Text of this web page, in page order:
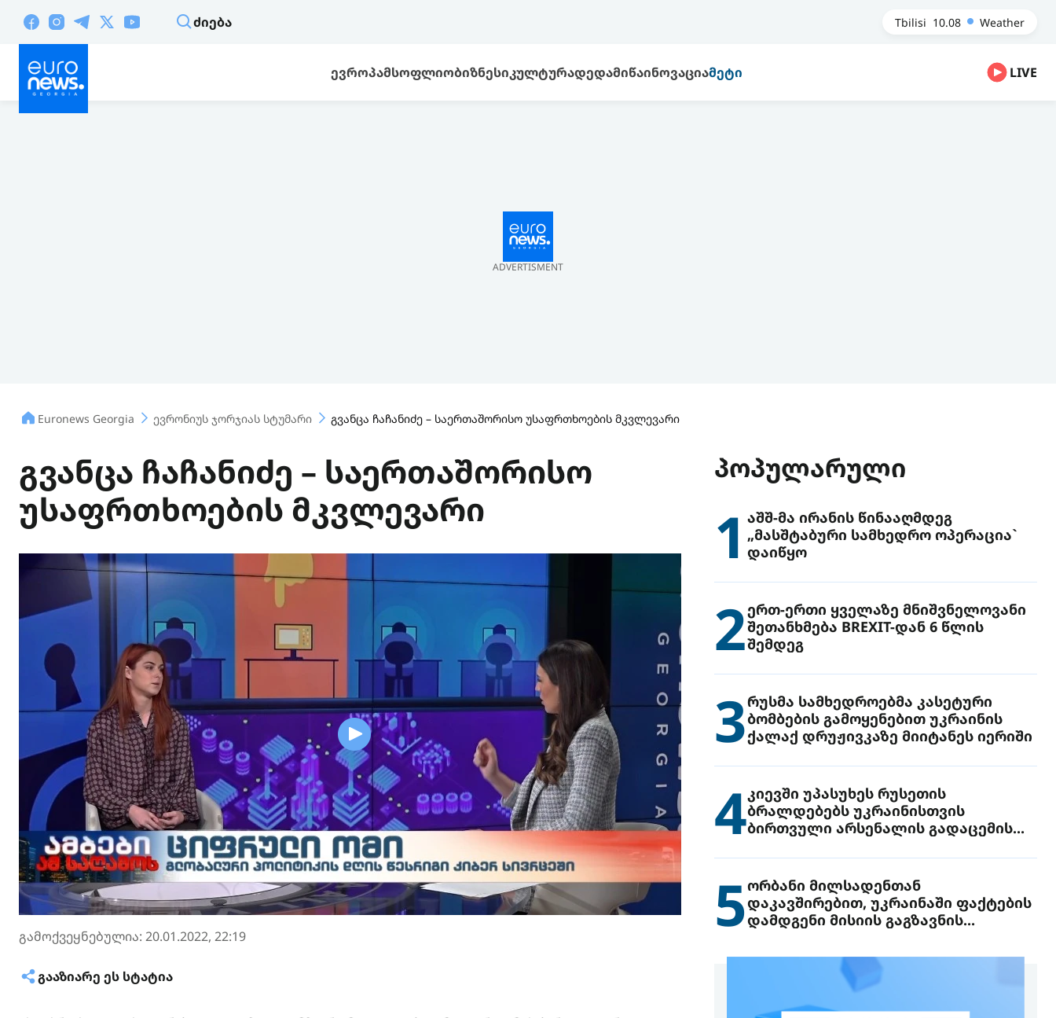
ᲫᲘᲔᲑᲐ Tbilisi 10.08 Weather
ᲔᲕᲠᲝᲞᲐᲛᲡᲝᲤᲚᲘᲝᲑᲘᲖᲜᲔᲡᲘᲙᲣᲚᲢᲣᲠᲐᲓᲔᲓᲐᲛᲘᲬᲐᲘᲜᲝᲕᲐᲪᲘᲐᲛᲔᲢᲘ LIVE
ADVERTISMENT
Euronews Georgia ევრონიუს ჯორჯიას სტუმარი გვანცა ჩაჩანიძე – საერთაშორისო უსაფრთხოების მკვლევარი
გვანცა ჩაჩანიძე – საერთაშორისო
უსაფრთხოების მკვლევარი
გამოქვეყნებულია: 20.01.2022, 22:19
ᲒᲐᲐᲖᲘᲐᲠᲔ ᲔᲡ ᲡᲢᲐᲢᲘᲐ
ᲞᲝᲞᲣᲚᲐᲠᲣᲚᲘ
1აშშ-მა ირანის წინააღმდეგ
„მასშტაბური სამხედრო ოპერაცია`
დაიწყო
2ერთ-ერთი ყველაზე მნიშვნელოვანი
შეთანხმება BREXIT-დან 6 წლის
შემდეგ
3რუსმა სამხედროებმა კასეტური
ბომბების გამოყენებით უკრაინის
ქალაქ დრუჟივკაზე მიიტანეს იერიში
4კიევში უპასუხეს რუსეთის
ბრალდებებს უკრაინისთვის
ბირთვული არსენალის გადაცემის
5ორბანი მილსადენთან
დაკავშირებით, უკრაინაში ფაქტების
დამდგენი მისიის გაგზავნის